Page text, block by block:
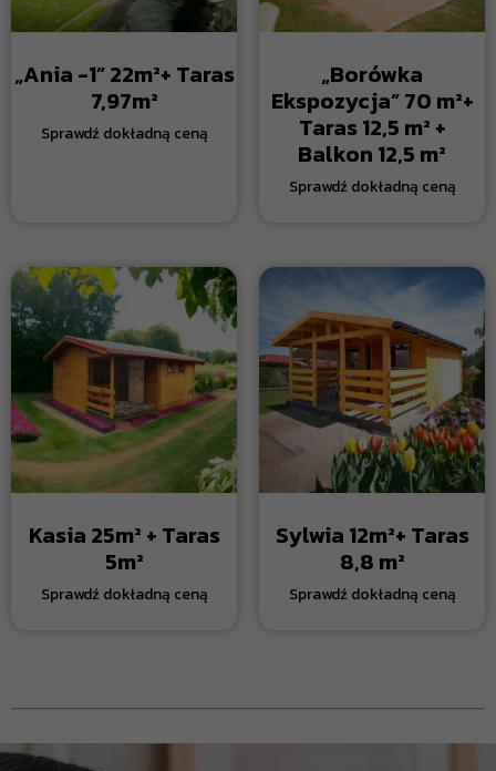
„Ania -1” 22m²+ Taras
7,97m²
„Borówka
Ekspozycja” 70 m²+
Taras 12,5 m² +
Balkon 12,5 m²
Kasia 25m² + Taras
5m²
Sylwia 12m²+ Taras
8,8 m²